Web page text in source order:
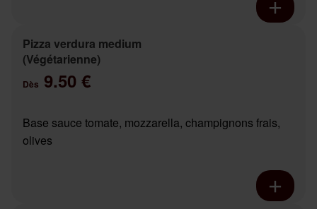
Pizza verdura medium
(Végétarienne)
Dès 9.50 €
Base sauce tomate, mozzarella, champignons frais,
olives